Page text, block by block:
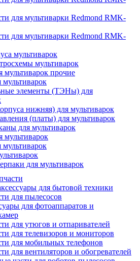
для мультиварки Redmond RMK-
для мультиварки Redmond RMK-
мультиварок
мультиварок
мультиварок прочие
элементы (ТЭНы) для
нижняя) для мультиварок
(платы) для мультиварок
для мультиварок
мультиварок
для мультиварок
для бытовой техники
для пылесосов
для фотоаппаратов и
для утюгов и отпаривателей
для телевизоров и мониторов
для мобильных телефонов
для вентиляторов и обогревателей